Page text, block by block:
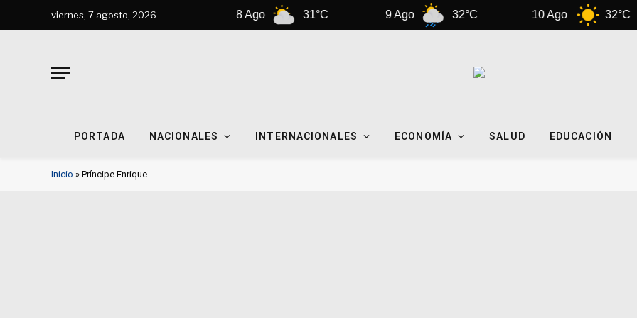
viernes, 7 agosto, 2026
7 Ago 33°C 31°C 32°C 10 Ago 32°C
PORTADA NACIONALES INTERNACIONALES ECONOMÍA SALUD EDUCACIÓN
Inicio » Príncipe Enrique